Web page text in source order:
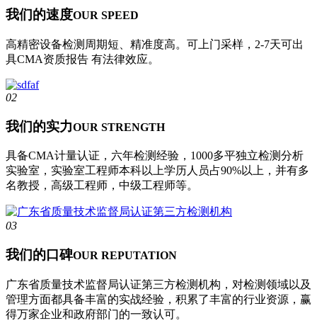
我们的速度OUR SPEED
高精密设备检测周期短、精准度高。可上门采样，2-7天可出
具CMA资质报告 有法律效应。
02
我们的实力OUR STRENGTH
具备CMA计量认证，六年检测经验，1000多平独立检测分析
实验室，实验室工程师本科以上学历人员占90%以上，并有多
名教授，高级工程师，中级工程师等。
03
我们的口碑OUR REPUTATION
广东省质量技术监督局认证第三方检测机构，对检测领域以及
管理方面都具备丰富的实战经验，积累了丰富的行业资源，赢
得万家企业和政府部门的一致认可。